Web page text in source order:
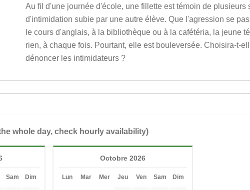
Au fil d'une journée d'école, une fillette est témoin de plusieurs
d'intimidation subie par une autre élève. Que l'agression se
le cours d'anglais, à la bibliothèque ou à la cafétéria, la jeune
rien, à chaque fois. Pourtant, elle est bouleversée. Choisira-t-
dénoncer les intimidateurs ?
whole day, check hourly availability)
Sam Dim
Octobre 2026
Lun Mar Mer Jeu Ven Sam Dim